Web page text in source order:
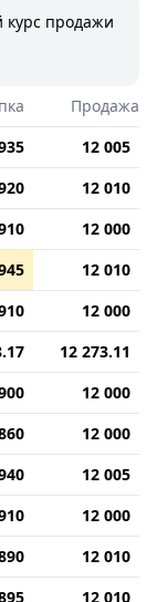
курс продажи
Продажа
12 005
12 010
12 000
12 010
12 000
12 273.11
12 000
12 000
12 005
12 000
12 010
12 010